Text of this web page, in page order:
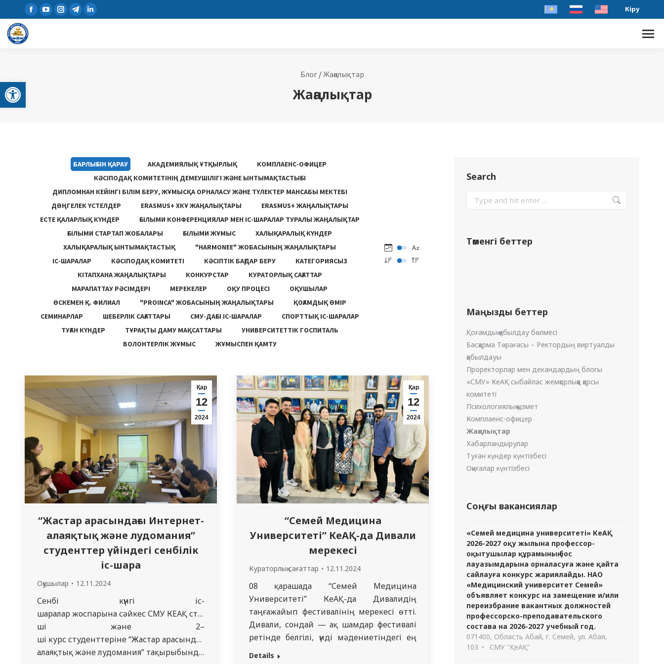
Open toolbar
Кіру
Блог/Жаңалықтар
Жаңалықтар
БАРЛЫҒЫН ҚАРАУ АКАДЕМИЯЛЫҚ ҰТҚЫРЛЫҚ
КОМПЛАЕНС-ОФИЦЕР
КӘСІПОДАҚ КОМИТЕТІНІҢ ДЕМЕУШІЛІГІ ЖӘНЕ ЫНТЫМАҚТАСТЫҒЫ
ДИПЛОМНАН КЕЙІНГІ БІЛІМ БЕРУ, ЖҰМЫСҚА ОРНАЛАСУ ЖƏНЕ ТҮЛЕКТЕР МАНСАБЫ МЕКТЕБІ
ДӨҢГЕЛЕК ҮСТЕЛДЕР
ERASMUS+ ХКҰ ЖАҢАЛЫҚТАРЫ
ERASMUS+ ЖАҢАЛЫҚТАРЫ
ЕСТЕ ҚАЛАРЛЫҚ КҮНДЕР
ҒЫЛЫМИ КОНФЕРЕНЦИЯЛАР МЕН ІС-ШАРАЛАР ТУРАЛЫ ЖАҢАЛЫҚТАР
ҒЫЛЫМИ СТАРТАП ЖОБАЛАРЫ
ҒЫЛЫМИ ЖҰМЫС
ХАЛЫҚАРАЛЫҚ КҮНДЕР
ХАЛЫҚАРАЛЫҚ ЫНТЫМАҚТАСТЫҚ
"HARMONEE" ЖОБАСЫНЫҢ ЖАҢАЛЫҚТАРЫ
ІС-ШАРАЛАР
КӘСІПОДАҚ КОМИТЕТІ КӘСІПТІК БАҒДАР БЕРУ
КАТЕГОРИЯСЫЗ
КІТАПХАНА ЖАҢАЛЫҚТАРЫ
КОНКУРСТАР
КУРАТОРЛЫҚ САҒАТТАР
МАРАПАТТАУ РӘСІМДЕРІ
МЕРЕКЕЛЕР ОҚУ ПРОЦЕСІ
ОҚУШЫЛАР
ӨСКЕМЕН Қ. ФИЛИАЛ
"PROINCA" ЖОБАСЫНЫҢ ЖАҢАЛЫҚТАРЫ
ҚОҒАМДЫҚ ӨМІР
СЕМИНАРЛАР
ШЕБЕРЛІК САҒАТТАРЫ СМУ-ДАҒЫ ІС-ШАРАЛАР
СПОРТТЫҚ ІС-ШАРАЛАР
ТУҒАН КҮНДЕР
ТҰРАҚТЫ ДАМУ МАҚСАТТАРЫ
УНИВЕРСИТЕТТІК ГОСПИТАЛЬ
ВОЛОНТЕРЛІК ЖҰМЫС
ЖҰМЫСПЕН ҚАМТУ
Қар
12
2024
“Жастар арасындағы Интернет-
алаяқтық және лудомания”
студенттер үйіндегі сенбілік
іс-шара
Оқушылар 12.11.2024
Сенбі күнгі іс-
шаралар жоспарына сәйкес СМУ КЕАҚ студенттер үйінде 9 қараша 2024 жылғы профессор М.М. Уразалин атындағы микробиология кафедрасы №1 студенттер
ші және 2–
ші курс студенттеріне “Жастар арасындағы Интернет–
алаяқтық және лудомания” тақырыбында дәріс өткізді. Студенттер осы тақырыпқа қызығушылық танытып, талқылауға белсенді қатысты. Дәріс
Қар
12
2024
“Семей Медицина
Университеті” КеАҚ-да Дивали
мерекесі
Кураторлық сағаттар 12.11.2024
08 қарашада “Семей Медицина
Университеті” КеАҚ-да Дивалидің
таңғажайып фестивалінің мерекесі өтті.
Дивали, сондай — ақ шамдар фестивалі
ретінде белгілі, үнді мәдениетіндегі ең
маңызды мерекелердің бірі, ол
Details
Search
Төменгі беттер
Маңызды беттер
Қоғамдық қабылдау бөлмесі
Басқарма Төрағасы – Ректордың виртуалды
қабылдауы
Проректорлар мен декандардың блогы
«СМУ» КеАҚ сыбайлас жемқорлыққа қарсы
комитеті
Психологиялық қызмет
Комплаенс-офицер
Жаңалықтар
Хабарландырулар
Туған күндер күнтізбесі
Оқиғалар күнтізбесі
Соңғы вакансиялар
«Семей медицина университеті» КеАҚ
2026-2027 оқу жылына профессор-
оқытушылар құрамының бос
лауазымдарына орналасуға және қайта
сайлауға конкурс жариялайды. НАО
«Медицинский университет Семей»
объявляет конкурс на замещение и/или
переизбрание вакантных должностей
профессорско-преподавательского
состава на 2026-2027 учебный год.
071400, Область Абай, г. Семей, ул. Абая,
103
СМУ "ҚеАҚ"